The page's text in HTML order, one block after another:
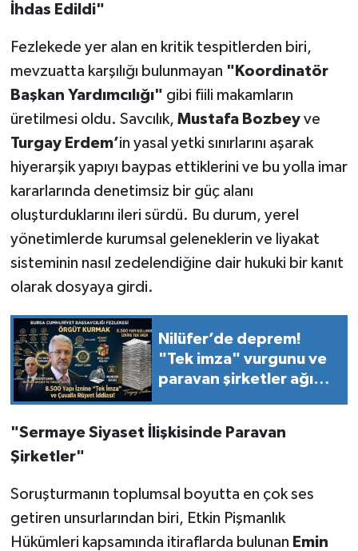
İhdas Edildi"
Fezlekede yer alan en kritik tespitlerden biri,
mevzuatta karşılığı bulunmayan "Koordinatör
Başkan Yardımcılığı" gibi fiili makamların
üretilmesi oldu. Savcılık, Mustafa Bozbey ve
Turgay Erdem’in yasal yetki sınırlarını aşarak
hiyerarşik yapıyı baypas ettiklerini ve bu yolla imar
kararlarında denetimsiz bir güç alanı
oluşturduklarını ileri sürdü. Bu durum, yerel
yönetimlerde kurumsal geleneklerin ve liyakat
sisteminin nasıl zedelendiğine dair hukuki bir kanıt
olarak dosyaya girdi.
Nilüfer’de deprem!
"Tek imza" vurgunu ve
paravan şirketler ağı
"Sermaye Siyaset İlişkisinde Paravan
Şirketler"
Soruşturmanın toplumsal boyutta en çok ses
getiren unsurlarından biri, Etkin Pişmanlık
Hükümleri kapsamında itiraflarda bulunan Emin